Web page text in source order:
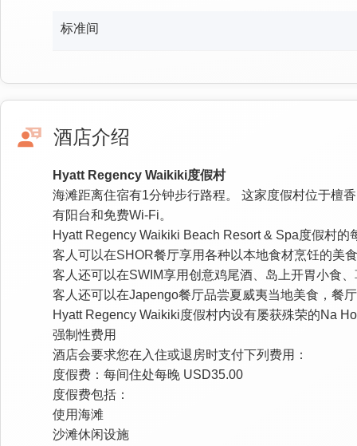
标准间
酒店介绍
Hyatt Regency Waikiki度假村
海滩距离住宿有1分钟步行路程。 这家度假村位于檀
有阳台和免费Wi-Fi。
Hyatt Regency Waikiki Beach Resort & Spa度假村
客人可以在SHOR餐厅享用各种以本地食材烹饪的美
客人还可以在SWIM享用创意鸡尾酒、岛上开胃小食
客人还可以在Japengo餐厅品尝夏威夷当地美食，餐
Hyatt Regency Waikiki度假村内设有屡获殊荣的Na
强制性费用
酒店会要求您在入住或退房时支付下列费用：
度假费：每间住处每晚 USD35.00
度假费包括：
使用海滩
沙滩休闲设施